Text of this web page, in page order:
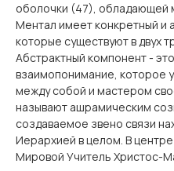
оболочки (47), обладающей
Ментал имеет конкретный и
которые существуют в двух
Абстрактный компонент -
взаимопонимание, которое
между собой и мастером
называют ашрамическим
создаваемое звено связи
Иерархией в целом. В
Мировой Учитель Христос-